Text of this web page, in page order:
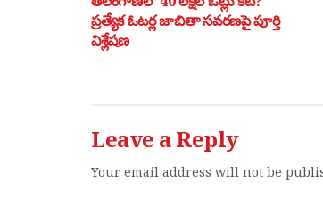
ప్రత్యేక ఓటర్ల జాబితా సవరణపై పూర్తి
విశ్లేషణ
Leave a Reply
Your email address will not be